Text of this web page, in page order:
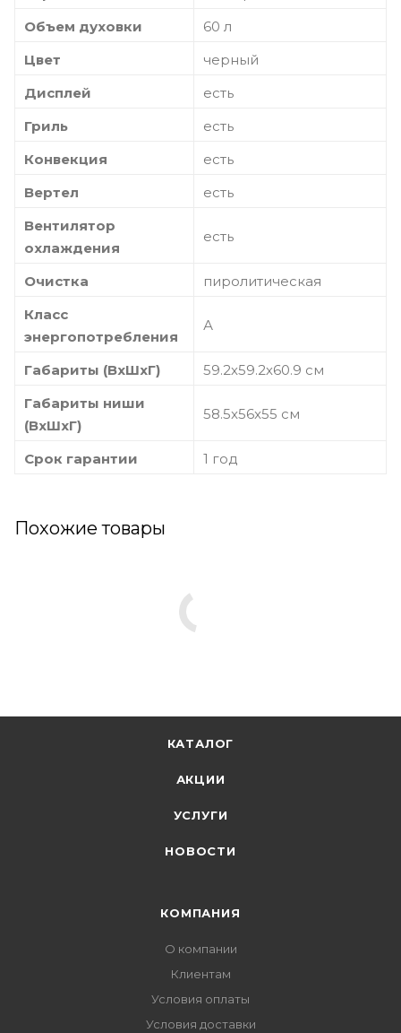
Объем духовки
60 л
Цвет
черный
Дисплей
есть
Гриль
есть
Конвекция
есть
Вертел
есть
Вентилятор
охлаждения
есть
Очистка
пиролитическая
Класс
энергопотребления
А
Габариты (ВхШхГ)
59.2х59.2х60.9 см
Габариты ниши
(ВхШхГ)
58.5x56x55 см
Срок гарантии 1 год
Похожие товары
КАТАЛОГ
АКЦИИ
УСЛУГИ
НОВОСТИ
КОМПАНИЯ
О компании
Клиентам
Условия оплаты
Условия доставки